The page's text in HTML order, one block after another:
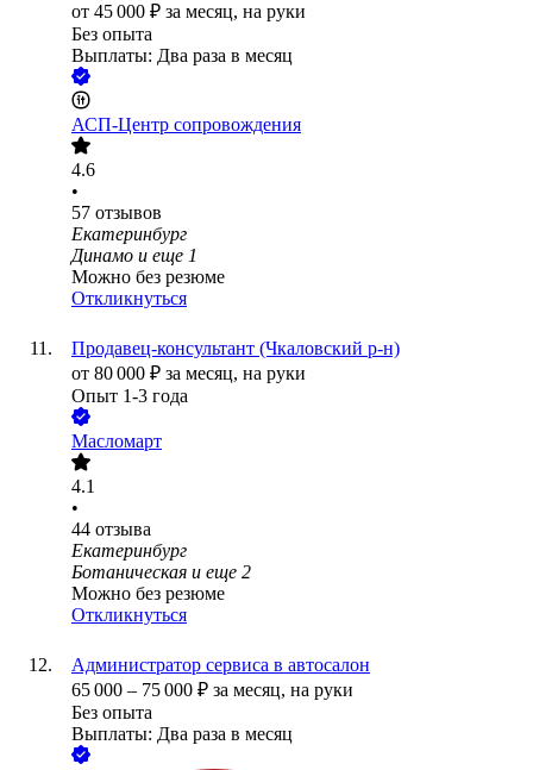
от 45 000 ₽ за месяц, на руки
Без опыта
Выплаты: Два раза в месяц
АСП-Центр сопровождения
4.6
•
57 отзывов
Екатеринбург
Динамо и еще 1
Можно без резюме
Откликнуться
Продавец-консультант (Чкаловский р-н)
от 80 000 ₽ за месяц, на руки
Опыт 1-3 года
Масломарт
4.1
•
44 отзыва
Екатеринбург
Ботаническая и еще 2
Можно без резюме
Откликнуться
Администратор сервиса в автосалон
65 000 – 75 000 ₽ за месяц, на руки
Без опыта
Выплаты: Два раза в месяц